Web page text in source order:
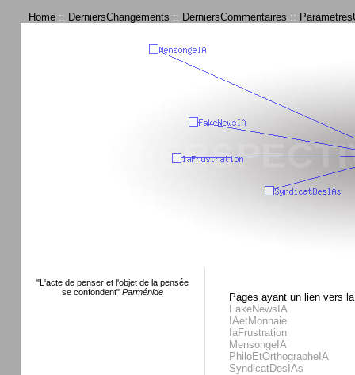
Home :: DerniersChangements :: DerniersCommentaires ::
"L'acte de penser et l'objet de la pensée
se confondent" Parménide
Pages ayant un lien vers
FakeNewsIA
IAetMonnaie
IaFrustration
MensongeIA
PhiloEtOrthographeIA
SyndicatDesIAs